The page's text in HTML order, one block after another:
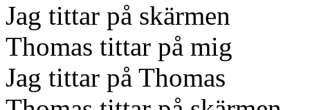
Jag tittar på skärmen
Thomas tittar på mig
Jag tittar på Thomas